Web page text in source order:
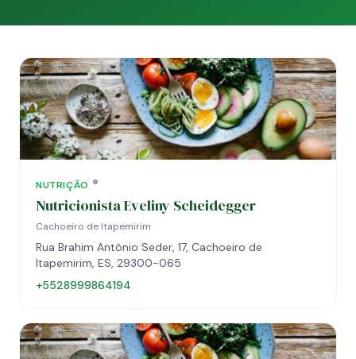
NUTRIÇÃO
Nutricionista Eveliny Scheidegger
Cachoeiro de Itapemirim
Rua Brahim Antônio Seder, 17, Cachoeiro de
Itapemirim, ES, 29300-065
+5528999864194